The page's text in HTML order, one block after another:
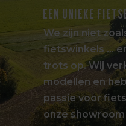
EEN UNIEKE
We zijn niet
fietswinkels …
trots op. Wij
modellen en
passie voor
onze